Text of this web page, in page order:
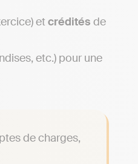
et crédités de
etc.) pour une
de charges,